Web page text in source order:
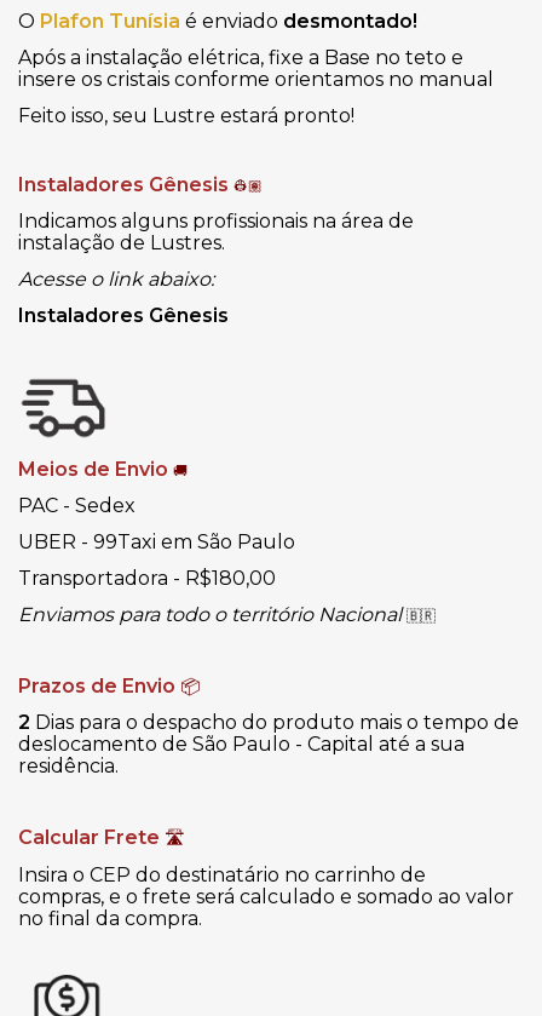
O Plafon Tunísia é enviado desmontado!
Após a instalação elétrica, fixe a Base no teto e
insere os cristais conforme orientamos no manual
Feito isso, seu Lustre estará pronto!
Instaladores Gênesis 👷🏽
Indicamos alguns profissionais na área de
instalação de Lustres.
Acesse o link abaixo:
Instaladores Gênesis
Meios de Envio 🚚
PAC - Sedex
UBER - 99Taxi em São Paulo
Transportadora - R$180,00
Enviamos para todo o território Nacional🇧🇷
Prazos de Envio 📦
2 Dias para o despacho do produto mais o tempo de
deslocamento de São Paulo - Capital até a sua
residência.
Calcular Frete 🛣
Insira o CEP do destinatário no carrinho de
compras, e o frete será calculado e somado ao valor
no final da compra.